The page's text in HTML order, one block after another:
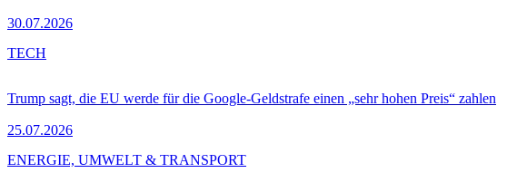
30.07.2026
Trump sagt, die EU werde für die Google-Geldstrafe einen „sehr hohen Preis“ zahlen
25.07.2026
TECH
ENERGIE, UMWELT & TRANSPORT